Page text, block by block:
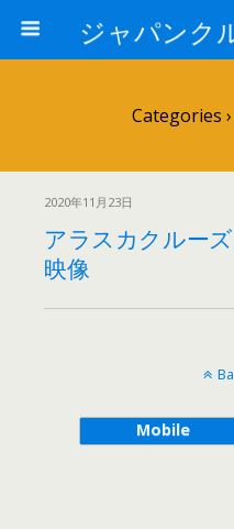
Categories ›
2020年11月23日
アラスカクルー
映像
Mobile